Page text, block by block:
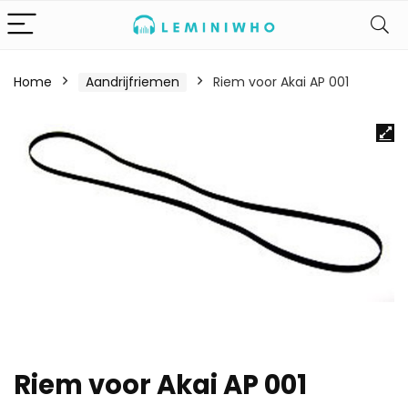
Home Aandrijfriemen Riem voor Akai AP 001
Riem voor Akai AP 001